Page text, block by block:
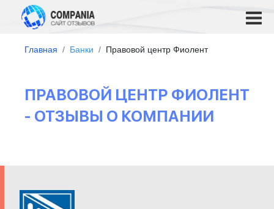
Главная Банки Правовой центр Фиолент
ПРАВОВОЙ ЦЕНТР ФИОЛЕНТ
- ОТЗЫВЫ О КОМПАНИИ